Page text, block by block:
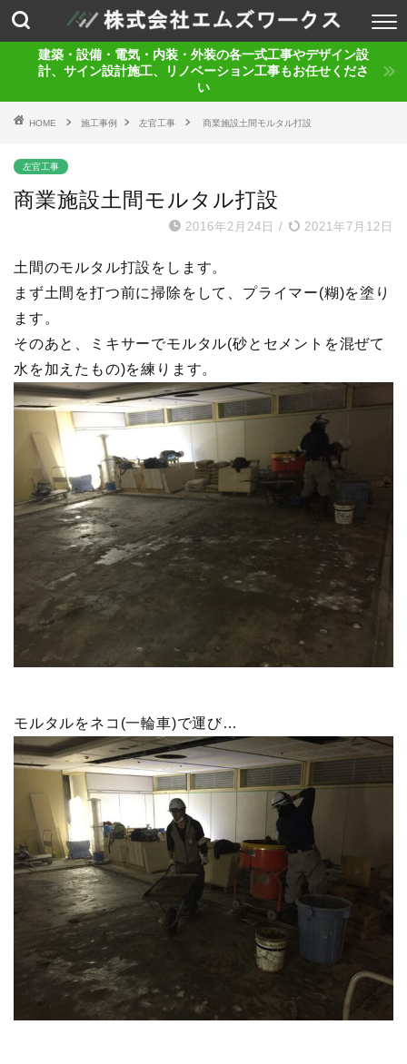
建築・設備・電気・内装・外装の各一式工事やデザイン設
計、サイン設計施工、リノベーション工事もお任せくださ
い
HOME 施工事例 左官工事 商業施設土間モルタル打設
左官工事
商業施設土間モルタル打設
2016年2月24日 / 2021年7月12日
土間のモルタル打設をします。
まず土間を打つ前に掃除をして、プライマー(糊)を塗り
ます。
そのあと、ミキサーでモルタル(砂とセメントを混ぜて
水を加えたもの)を練ります。
モルタルをネコ(一輪車)で運び…